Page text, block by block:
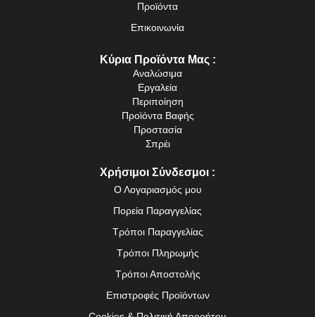
Προϊόντα
Επικοινωνία
Κύρια Προϊόντα Μας :
Αναλώσιμα
Εργαλεία
Περιποίηση
Προϊόντα Βαφής
Προστασία
Σπρέι
Χρήσιμοι Σύνδεσμοι :
Ο Λογαριασμός μου
Πορεία Παραγγελίας
Τρόποι Παραγγελίας
Τρόποι Πληρωμής
Τρόποι Αποστολής
Επιστροφές Προϊόντων